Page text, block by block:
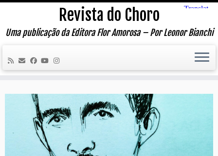
Skip
content
Revista do Choro
Uma publicação da Editora Flor Amorosa – Por Leonor Bianchi